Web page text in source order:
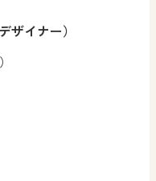
ザイナー）